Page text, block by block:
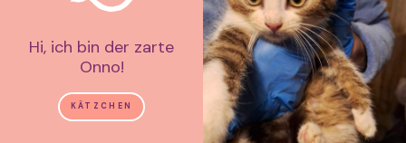
Hi, ich bin der zarte
Onno!
KÄTZCHEN